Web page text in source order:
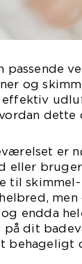
passende
og
er
eller
til
men
endda
dit
behageligt